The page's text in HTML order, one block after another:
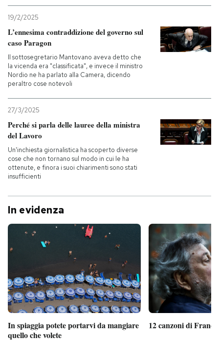
19/2/2025
L’ennesima contraddizione del governo sul
caso Paragon
Il sottosegretario Mantovano aveva detto che
la vicenda era "classificata", e invece il ministro
Nordio ne ha parlato alla Camera, dicendo
peraltro cose notevoli
27/3/2025
Perché si parla delle lauree della ministra
del Lavoro
Un'inchiesta giornalistica ha scoperto diverse
cose che non tornano sul modo in cui le ha
ottenute, e finora i suoi chiarimenti sono stati
insufficienti
In evidenza
In spiaggia potete portarvi da mangiare
quello che volete
12 canzoni di